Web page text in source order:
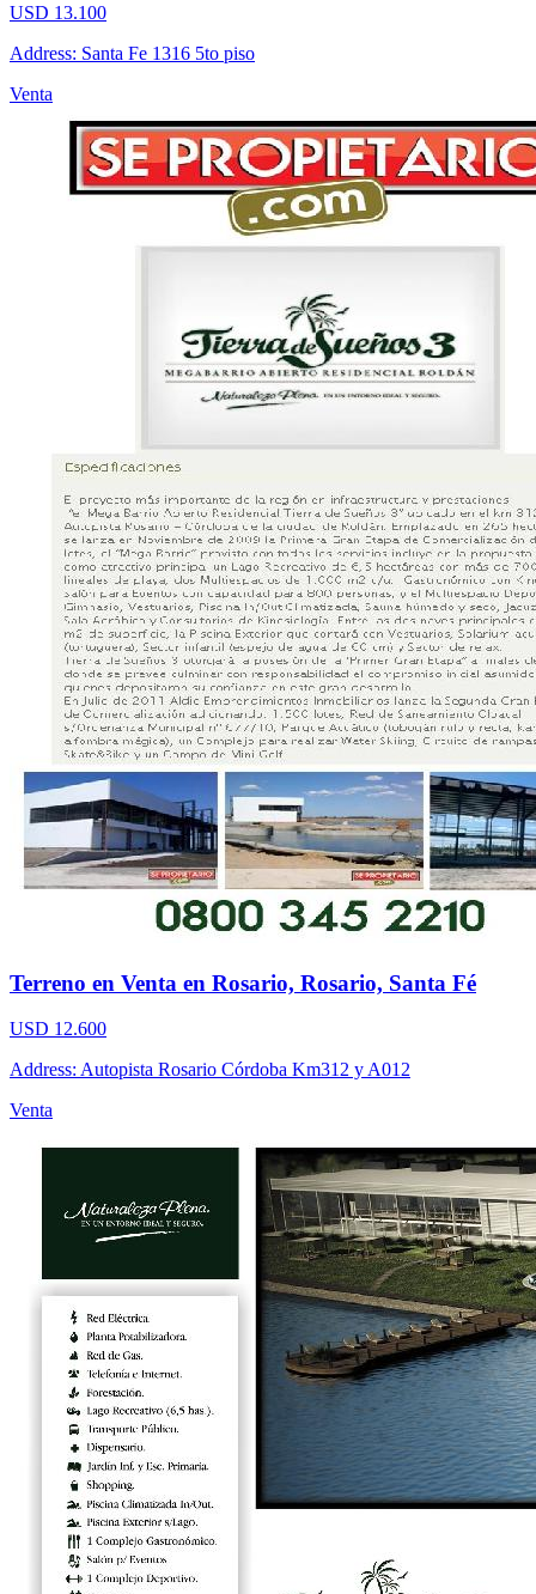
USD 13.100
Address: Santa Fe 1316 5to piso
Venta
Terreno en Venta en Rosario, Rosario, Santa Fé
USD 12.600
Address: Autopista Rosario Córdoba Km312 y A012
Venta